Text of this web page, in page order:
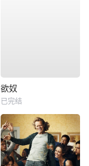
欲奴
已完结